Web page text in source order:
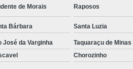
de Morais Raposos
Bárbara Santa Luzia
José da Varginha Taquaraçu de Minas
Chorozinho